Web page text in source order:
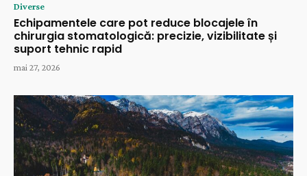
Diverse
Echipamentele care pot reduce blocajele în
chirurgia stomatologică: precizie, vizibilitate și
suport tehnic rapid
mai 27, 2026